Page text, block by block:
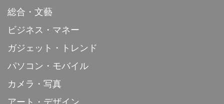
総合・文藝
ビジネス・マネー
ガジェット・トレンド
パソコン・モバイル
カメラ・写真